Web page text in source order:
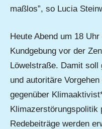
maßlos”, so Lucia
Heute Abend um 18
Kundgebung vor der
Löwelstraße. Damit soll
und autoritäre
gegenüber
Klimazerstörungspolitik
Redebeiträge werden